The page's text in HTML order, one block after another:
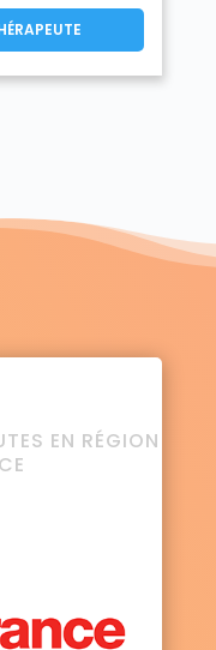
EN RÉGION